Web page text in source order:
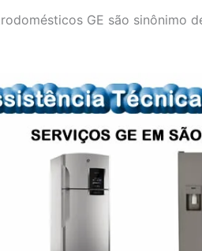
GE são sinônimo